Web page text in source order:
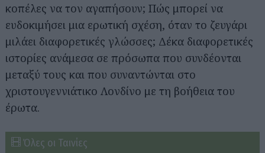
κοπέλες να τον αγαπήσουν; Πώς μπορεί να
ευδοκιμήσει μια ερωτική σχέση, όταν το ζευγάρι
μιλάει διαφορετικές γλώσσες; Δέκα διαφορετικές
ιστορίες ανάμεσα σε πρόσωπα που συνδέονται
μεταξύ τους και που συναντώνται στο
χριστουγεννιάτικο Λονδίνο με τη βοήθεια του
έρωτα.
Όλες οι Ταινίες